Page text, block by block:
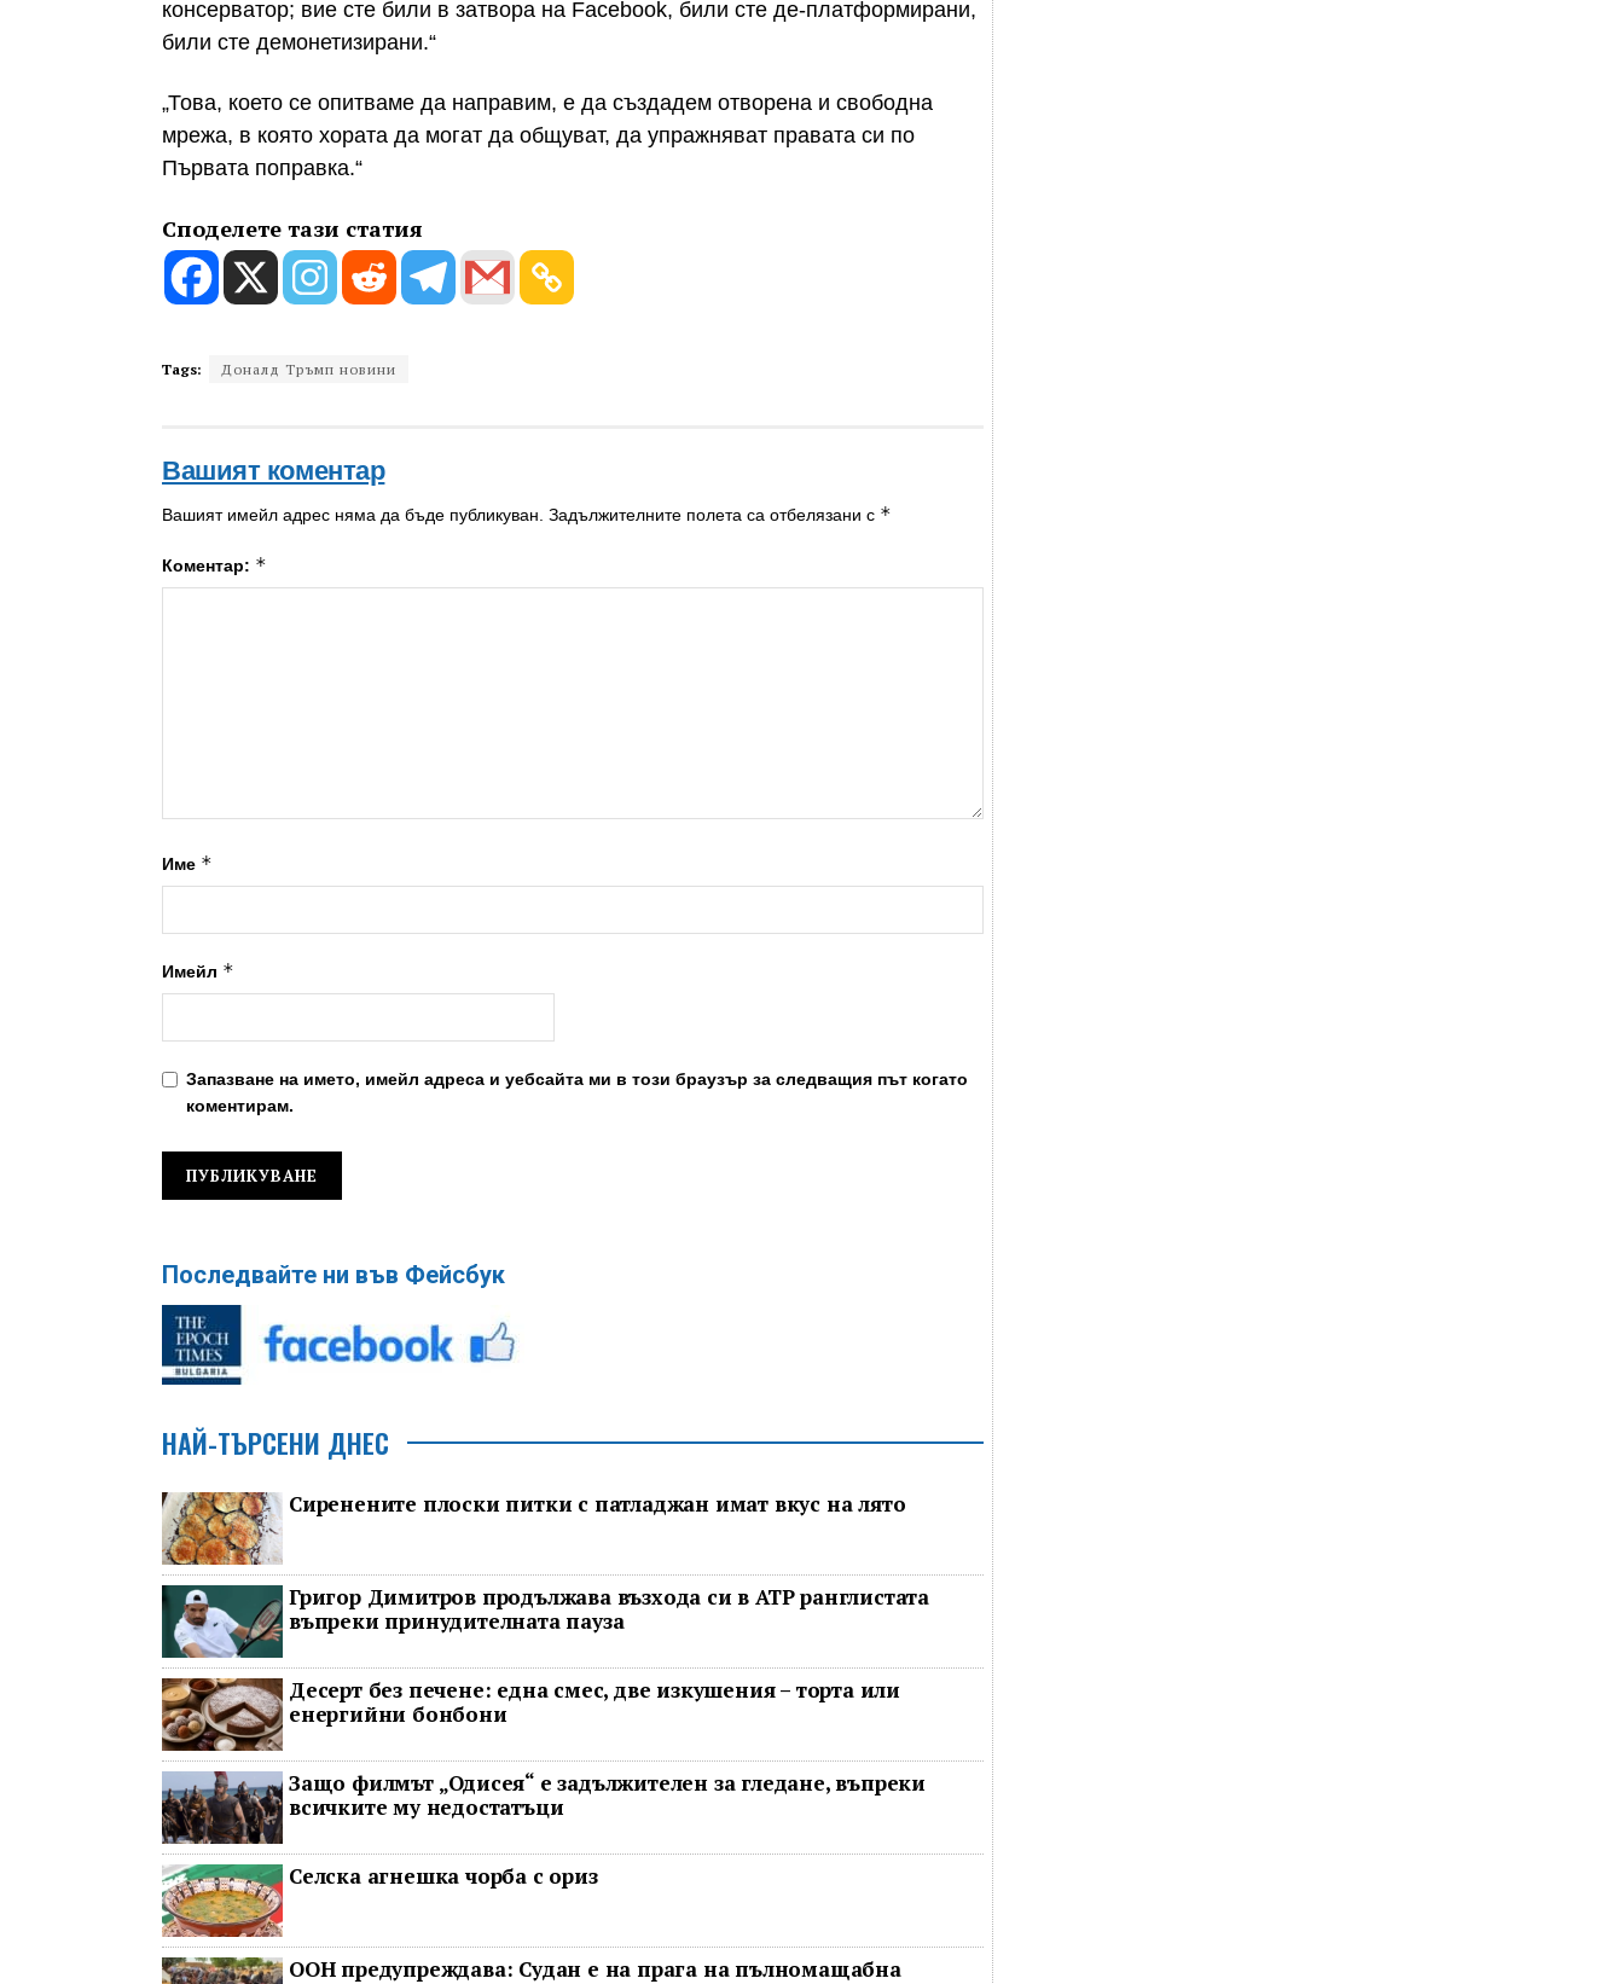
консерватор; вие сте били в затвора на Facebook, били сте де-платформирани,
били сте демонетизирани.“
„Това, което се опитваме да направим, е да създадем отворена и свободна
мрежа, в която хората да могат да общуват, да упражняват правата си по
Първата поправка.“
Споделете тази статия
Tags: Доналд Тръмп новини
Вашият коментар
Вашият имейл адрес няма да бъде публикуван. Задължителните полета са отбелязани с *
Коментар: *
Име *
Имейл *
Запазване на името, имейл адреса и уебсайта ми в този браузър за следващия път когато
коментирам.
Последвайте ни във Фейсбук
НАЙ-ТЪРСЕНИ ДНЕС
Сиренените плоски питки с патладжан имат вкус на лято
Григор Димитров продължава възхода си в ATP ранглистата
въпреки принудителната пауза
Десерт без печене: една смес, две изкушения – торта или
енергийни бонбони
Защо филмът „Одисея“ е задължителен за гледане, въпреки
всичките му недостатъци
Селска агнешка чорба с ориз
ООН предупреждава: Судан е на прага на пълномащабна